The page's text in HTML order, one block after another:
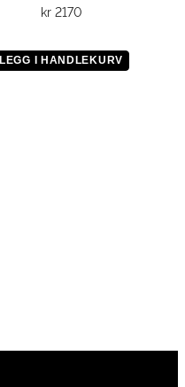
kr2170
LEGG I HANDLEKURV